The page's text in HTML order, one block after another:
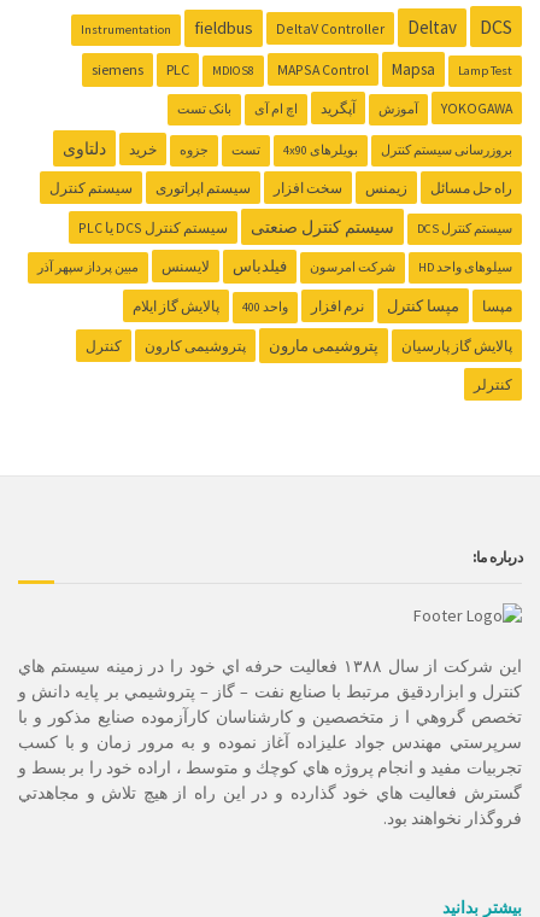
DCS
Deltav
DeltaV Controller
fieldbus
Instrumentation
Lamp Test
Mapsa
MAPSA Control
MDIOS8
PLC
siemens
YOKOGAWA آموزش آپگرید اچ ام آی بانک تست
بروزرسانی سیستم کنترل بویلرهای 4x90 تست جزوه خرید دلتاوی
راه حل مسائل زیمنس سخت افزار سیستم اپراتوری سیستم کنترل
سیستم کنترل DCS سیستم کنترل صنعتی سیستم کنترل ‌DCS یا PLC
سیلوهای واحد HD شرکت امرسون فیلدباس لایسنس مبین پرداز سپهر آذر
مپسا مپسا کنترل نرم افزار واحد 400 پالایش گاز ایلام
پالایش گاز پارسیان پتروشیمی مارون پتروشیمی کارون کنترل
کنترلر
درباره ما:
این شرکت از سال ۱۳۸۸ فعاليت حرفه اي خود را در زمينه سيستم هاي
كنترل و ابزاردقيق مرتبط با صنايع نفت – گاز – پتروشيمي بر پايه دانش و
تخصص گروهي ا ز متخصصين و كارشناسان كارآزموده صنايع مذكور و با
سرپرستي مهندس جواد عليزاده آغاز نموده و به مرور زمان و با كسب
تجربيات مفيد و انجام پروژه هاي كوچك و متوسط ، اراده خود را بر بسط و
گسترش فعاليت هاي خود گذارده و در اين راه از هيچ تلاش و مجاهدتي
فروگذار نخواهند بود.
بیشتر بدانید